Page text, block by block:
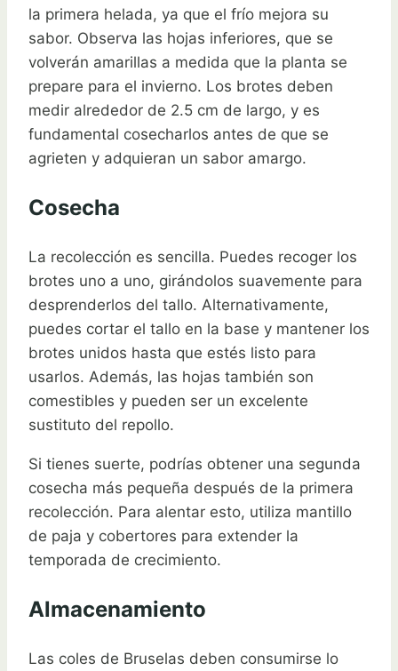
la primera helada, ya que el frío mejora su
sabor. Observa las hojas inferiores, que se
volverán amarillas a medida que la planta se
prepare para el invierno. Los brotes deben
medir alrededor de 2.5 cm de largo, y es
fundamental cosecharlos antes de que se
agrieten y adquieran un sabor amargo.
Cosecha
La recolección es sencilla. Puedes recoger los
brotes uno a uno, girándolos suavemente para
desprenderlos del tallo. Alternativamente,
puedes cortar el tallo en la base y mantener los
brotes unidos hasta que estés listo para
usarlos. Además, las hojas también son
comestibles y pueden ser un excelente
sustituto del repollo.
Si tienes suerte, podrías obtener una segunda
cosecha más pequeña después de la primera
recolección. Para alentar esto, utiliza mantillo
de paja y cobertores para extender la
temporada de crecimiento.
Almacenamiento
Las coles de Bruselas deben consumirse lo